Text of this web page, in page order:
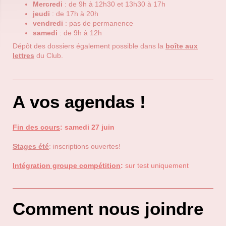
Mercredi : de 9h à 12h30 et 13h30 à 17h
jeudi : de 17h à 20h
vendredi : pas de permanence
samedi : de 9h à 12h
Dépôt des dossiers également possible dans la boîte aux
lettres du Club.
A vos agendas !
Fin des cours: samedi 27 juin
Stages été: inscriptions ouvertes!
Intégration groupe compétition: sur test uniquement
Comment nous joindre